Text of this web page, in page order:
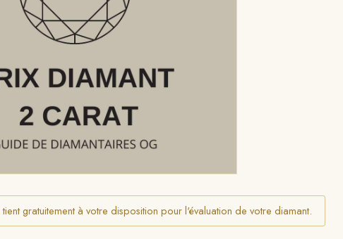
gratuitement à votre disposition pour l'évaluation de votre diamant.